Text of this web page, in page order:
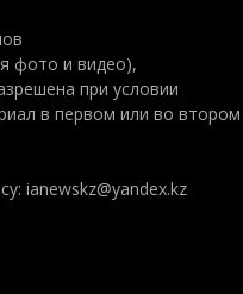
фото и видео),
при условии
в первом или во втором
ianewskz@yandex.kz